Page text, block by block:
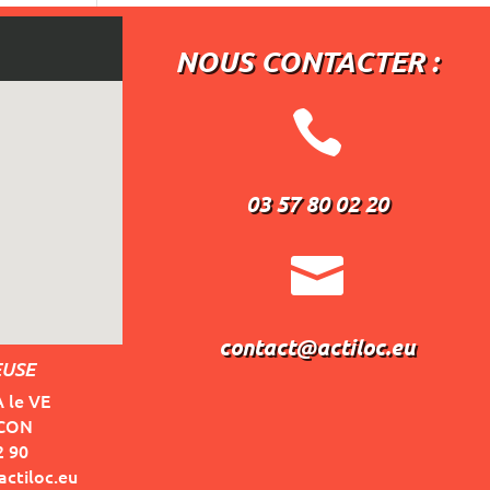
le VE
90
NOUS CONTACTER :

03 57 80 02 20

contact@actiloc.eu